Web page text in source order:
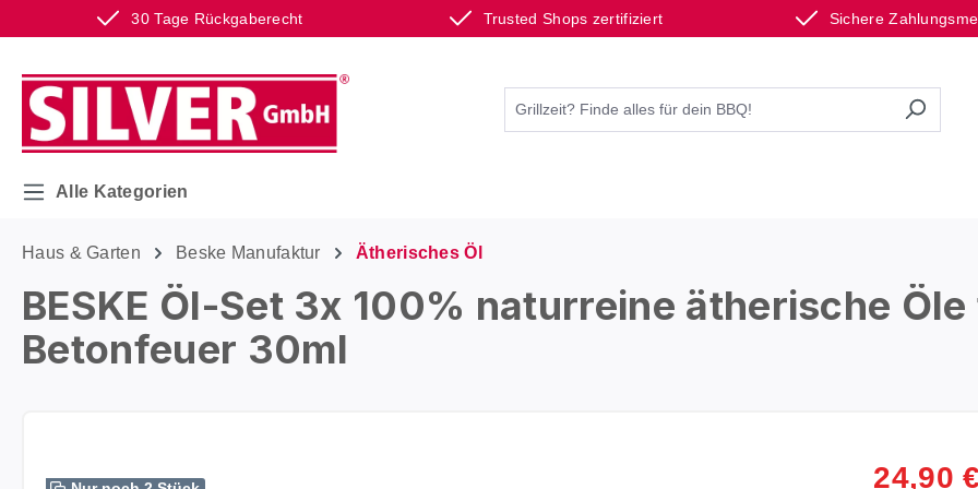
30 Tage Rückgaberecht Trusted Shops zertifiziert Sichere
Hauptinhalt springen
Zur Suche springen
Zur Hauptnavigation springen
Alle Kategorien
Haus & Garten Beske Manufaktur Ätherisches Öl
BESKE Öl-Set 3x 100% naturreine ätherische
Betonfeuer 30ml
24,90